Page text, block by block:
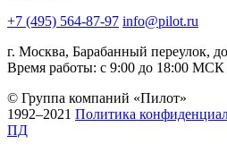
+7 (495) 564-87-97 info@pilot.ru
г. Москва, Барабанный переулок,
Время работы: с 9:00 до 18:00 МСК
© Группа компаний «Пилот»
1992–2021 Политика
ПД